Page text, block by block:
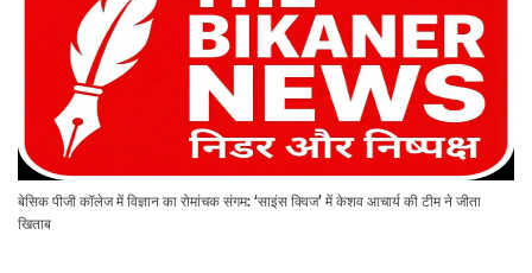
बेसिक पीजी कॉलेज में विज्ञान का रोमांचक संगम: ‘साइंस क्विज’ में केशव आचार्य की टीम ने जीता
खिताब